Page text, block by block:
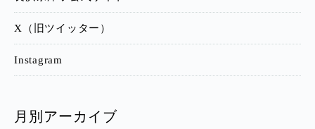
X（旧ツイッター）
Instagram
月別アーカイブ